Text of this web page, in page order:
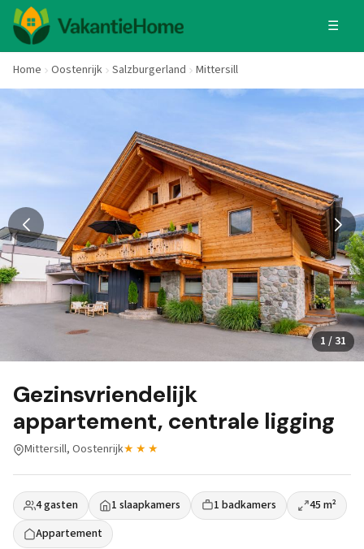
☰
Home Oostenrijk Salzburgerland Mittersill
1 / 31
Gezinsvriendelijk
appartement, centrale ligging
Mittersill, Oostenrijk★★★
4 gasten 1 slaapkamers 1 badkamers
45 m²
Appartement